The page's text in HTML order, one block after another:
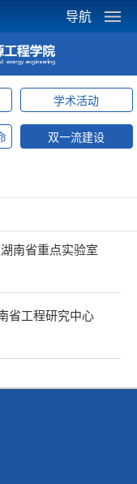
导航
学术活动
双一流建设
南省重点实验室
省工程研究中心